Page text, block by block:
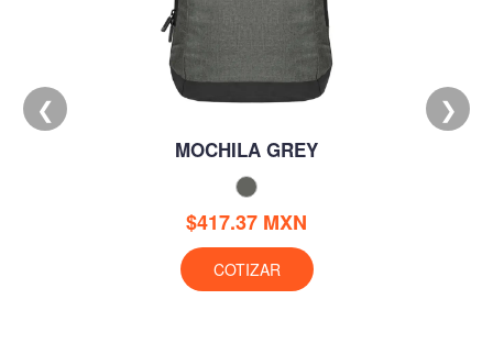
MOCHILA GREY
$417.37 MXN
COTIZAR
❮ ❯